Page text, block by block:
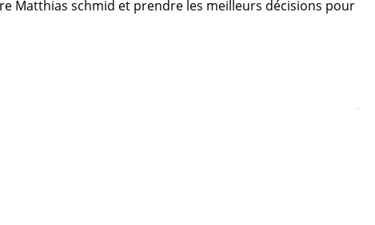
Matthias schmid et prendre les meilleurs décisions pour